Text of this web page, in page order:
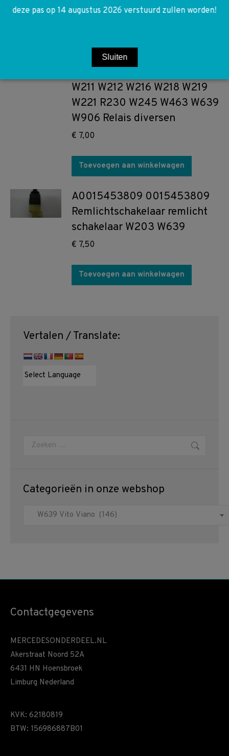
Toevoegen aan winkelwagen
W163 W164 W169 R171 R172
W211 W212 W216 W218 W219
W221 R230 W245 W463 W639
W906 Relais diversen
€ 7,00
Toevoegen aan winkelwagen
A0015453809 0015453809
Remlichtschakelaar remlicht
schakelaar W203 W639
€ 7,50
Toevoegen aan winkelwagen
Vertalen / Translate:
Zoeken:
Categorieën in onze webshop
Contactgegevens
MERCEDESONDERDEEL.NL
Akerstraat Noord 52A
6431 HN Hoensbroek
Limburg Nederland
KVK: 62180819
BTW: 156986887B01
deze pas op 14 augustus 2026 verstuurd zullen worden!
Sluiten